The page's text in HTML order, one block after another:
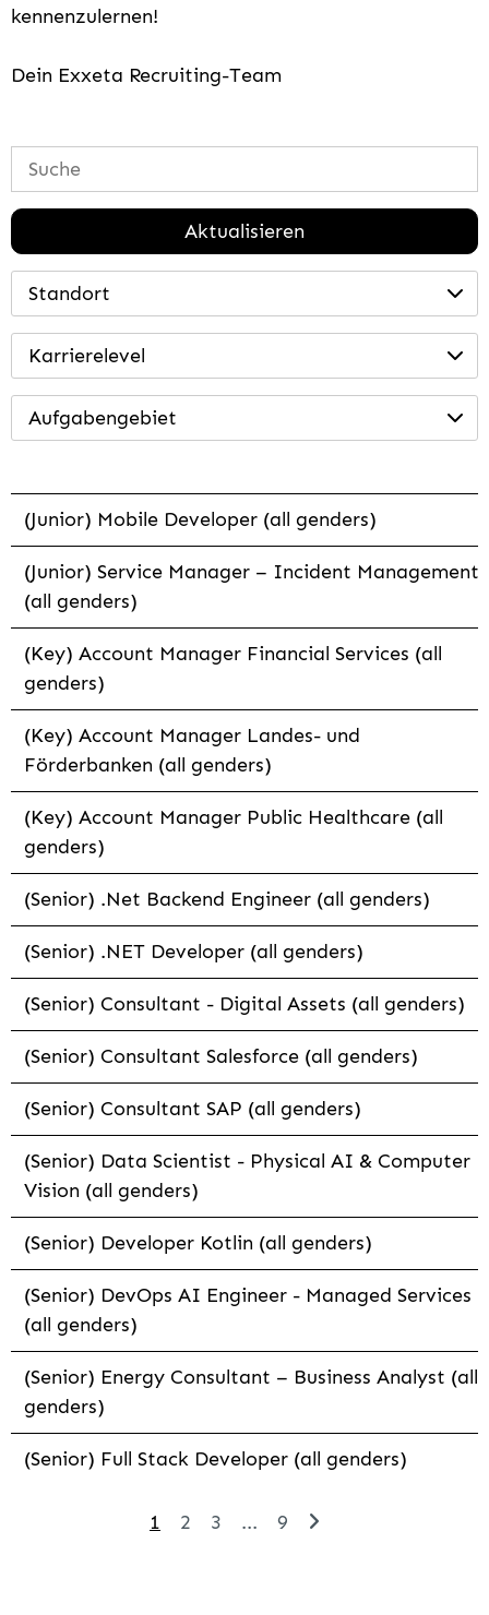
kennenzulernen!
Dein Exxeta Recruiting-Team
Aktualisieren
Standort
Karrierelevel
Aufgabengebiet
(Junior) Mobile Developer (all genders)
(Junior) Service Manager – Incident Management
(all genders)
(Key) Account Manager Financial Services (all
genders)
(Key) Account Manager Landes- und
Förderbanken (all genders)
(Key) Account Manager Public Healthcare (all
genders)
(Senior) .Net Backend Engineer (all genders)
(Senior) .NET Developer (all genders)
(Senior) Consultant - Digital Assets (all genders)
(Senior) Consultant Salesforce (all genders)
(Senior) Consultant SAP (all genders)
(Senior) Data Scientist - Physical AI & Computer
Vision (all genders)
(Senior) Developer Kotlin (all genders)
(Senior) DevOps AI Engineer - Managed Services
(all genders)
(Senior) Energy Consultant – Business Analyst (all
genders)
(Senior) Full Stack Developer (all genders)
1 2 3 ... 9